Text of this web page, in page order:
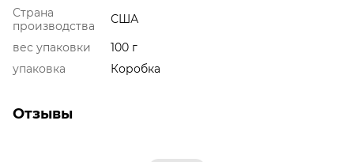
Страна
производства
США
вес упаковки
100 г
упаковка
Коробка
Отзывы